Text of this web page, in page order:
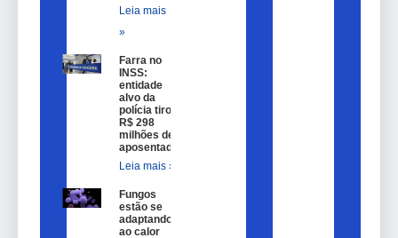
Leia mais
»
Farra no
INSS:
entidade
alvo da
polícia tirou
R$ 298
milhões de
aposentados
Leia mais »
Fungos
estão se
adaptando
ao calor